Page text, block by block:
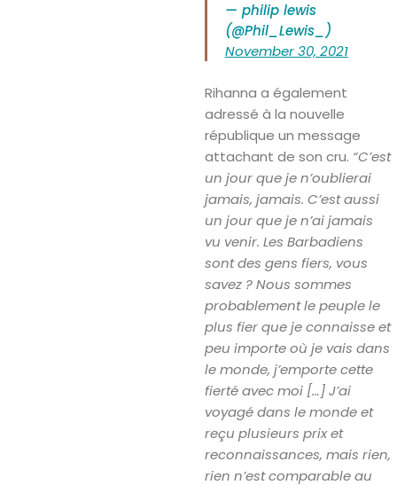
— philip lewis
(@Phil_Lewis_)
November 30, 2021
Rihanna a également
adressé à la nouvelle
république un message
attachant de son cru. “C’est
un jour que je n’oublierai
jamais, jamais. C’est aussi
un jour que je n’ai jamais
vu venir. Les Barbadiens
sont des gens fiers, vous
savez ? Nous sommes
probablement le peuple le
plus fier que je connaisse et
peu importe où je vais dans
le monde, j’emporte cette
fierté avec moi […] J’ai
voyagé dans le monde et
reçu plusieurs prix et
reconnaissances, mais rien,
rien n’est comparable au